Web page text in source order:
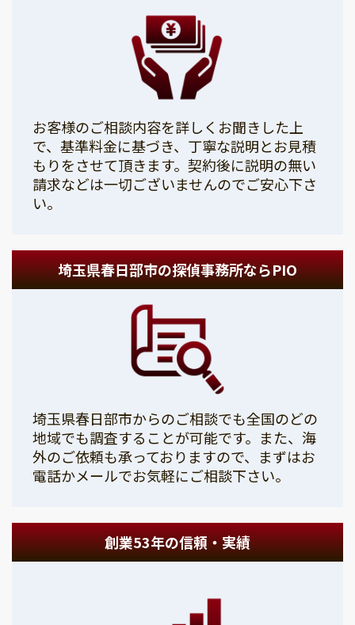
お客様のご相談内容を詳しくお聞きした上
で、基準料金に基づき、丁寧な説明とお見積
もりをさせて頂きます。契約後に説明の無い
請求などは一切ございませんのでご安心下さ
い。
埼玉県春日部市の探偵事務所ならPIO
埼玉県春日部市からのご相談でも全国のどの
地域でも調査することが可能です。また、海
外のご依頼も承っておりますので、まずはお
電話かメールでお気軽にご相談下さい。
創業53年の信頼・実績